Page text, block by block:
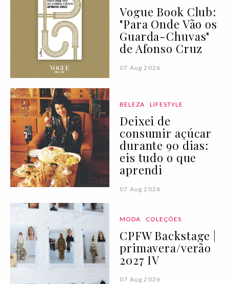
Vogue Book Club:
"Para Onde Vão os
Guarda-Chuvas"
de Afonso Cruz
07 Aug 2026
BELEZA LIFESTYLE
Deixei de
consumir açúcar
durante 90 dias:
eis tudo o que
aprendi
07 Aug 2026
MODA COLEÇÕES
CPFW Backstage |
primavera/verão
2027 IV
07 Aug 2026